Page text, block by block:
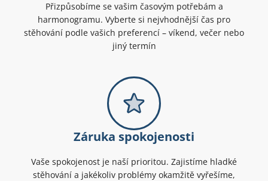
Přizpůsobíme se vašim časovým potřebám a
harmonogramu. Vyberte si nejvhodnější čas pro
stěhování podle vašich preferencí – víkend, večer nebo
jiný termín
Záruka spokojenosti
Vaše spokojenost je naší prioritou. Zajistíme hladké
stěhování a jakékoliv problémy okamžitě vyřešíme,